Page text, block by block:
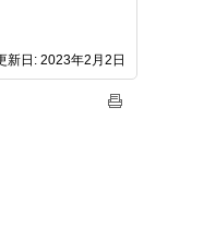
新日: 2023年2月2日